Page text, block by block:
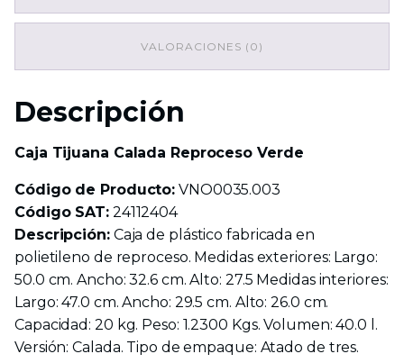
VALORACIONES (0)
Descripción
Caja Tijuana Calada Reproceso Verde
Código de Producto: VNO0035.003
Código SAT:24112404
Descripción:Caja de plástico fabricada en
polietileno de reproceso. Medidas exteriores: Largo:
50.0 cm. Ancho: 32.6 cm. Alto: 27.5 Medidas interiores:
Largo: 47.0 cm. Ancho: 29.5 cm. Alto: 26.0 cm.
Capacidad: 20 kg. Peso: 1.2300 Kgs. Volumen: 40.0 l.
Versión: Calada. Tipo de empaque: Atado de tres.